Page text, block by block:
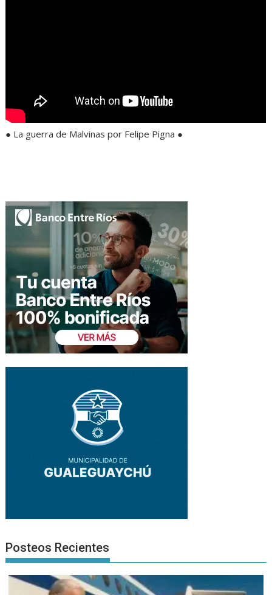
● La guerra de Malvinas por Felipe Pigna ●
Posteos Recientes